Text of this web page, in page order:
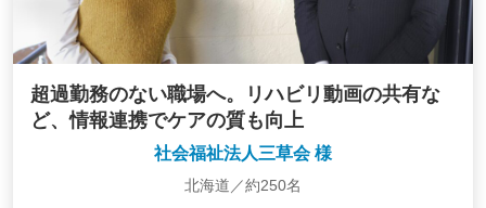
超過勤務のない職場へ。リハビリ動画の共有な
ど、情報連携でケアの質も向上
社会福祉法人三草会 様
北海道／約250名